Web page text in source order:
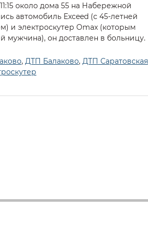
около дома 55 на Набережной
автомобиль Exceed (с 45-летней
и электроскутер Omax (которым
мужчина), он доставлен в больницу.
, ДТП Балаково, ДТП Саратовская